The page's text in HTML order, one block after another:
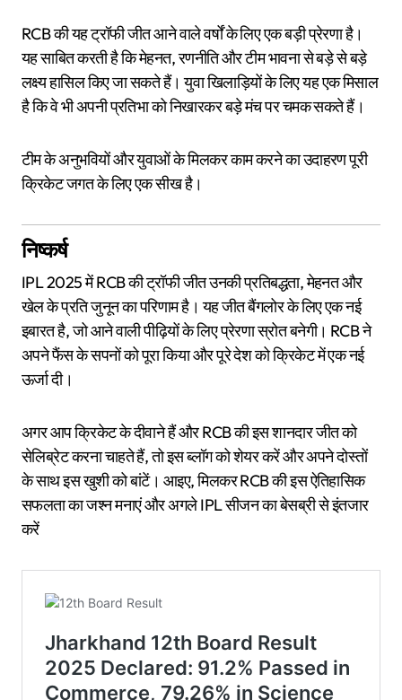
RCB की यह ट्रॉफी जीत आने वाले वर्षों के लिए एक बड़ी प्रेरणा है।
यह साबित करती है कि मेहनत, रणनीति और टीम भावना से बड़े से बड़े
लक्ष्य हासिल किए जा सकते हैं। युवा खिलाड़ियों के लिए यह एक मिसाल
है कि वे भी अपनी प्रतिभा को निखारकर बड़े मंच पर चमक सकते हैं।
टीम के अनुभवियों और युवाओं के मिलकर काम करने का उदाहरण पूरी
क्रिकेट जगत के लिए एक सीख है।
निष्कर्ष
IPL 2025 में RCB की ट्रॉफी जीत उनकी प्रतिबद्धता, मेहनत और
खेल के प्रति जुनून का परिणाम है। यह जीत बैंगलोर के लिए एक नई
इबारत है, जो आने वाली पीढ़ियों के लिए प्रेरणा स्रोत बनेगी। RCB ने
अपने फैंस के सपनों को पूरा किया और पूरे देश को क्रिकेट में एक नई
ऊर्जा दी।
अगर आप क्रिकेट के दीवाने हैं और RCB की इस शानदार जीत को
सेलिब्रेट करना चाहते हैं, तो इस ब्लॉग को शेयर करें और अपने दोस्तों
के साथ इस खुशी को बांटें। आइए, मिलकर RCB की इस ऐतिहासिक
सफलता का जश्न मनाएं और अगले IPL सीजन का बेसब्री से इंतजार
करें